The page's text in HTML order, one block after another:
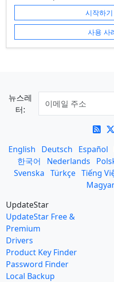
시작하
사용 사
뉴스레
터:
English Deutsch Español
한국어
Nederlands
Svenska Türkçe Tiếng
UpdateStar
UpdateStar Free &
Premium
Drivers
Product Key Finder
Password Finder
Local Backup